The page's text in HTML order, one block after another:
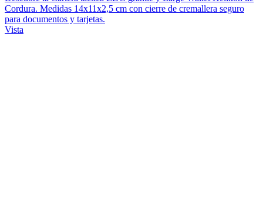
Cordura. Medidas 14x11x2,5 cm con cierre de cremallera seguro
para documentos y tarjetas.
Vista